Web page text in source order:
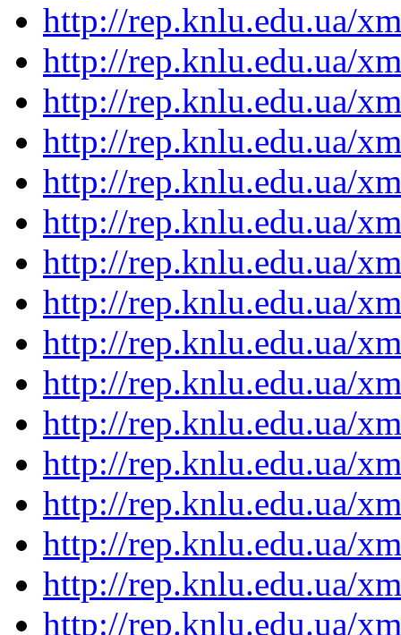
http://rep.knlu.edu.ua/
http://rep.knlu.edu.ua/
http://rep.knlu.edu.ua/
http://rep.knlu.edu.ua/
http://rep.knlu.edu.ua/
http://rep.knlu.edu.ua/
http://rep.knlu.edu.ua/
http://rep.knlu.edu.ua/
http://rep.knlu.edu.ua/
http://rep.knlu.edu.ua/
http://rep.knlu.edu.ua/
http://rep.knlu.edu.ua/
http://rep.knlu.edu.ua/
http://rep.knlu.edu.ua/
http://rep.knlu.edu.ua/
http://rep.knlu.edu.ua/